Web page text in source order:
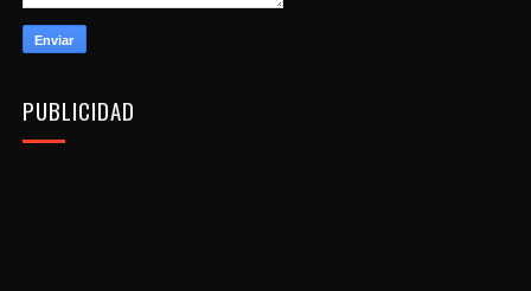
PUBLICIDAD